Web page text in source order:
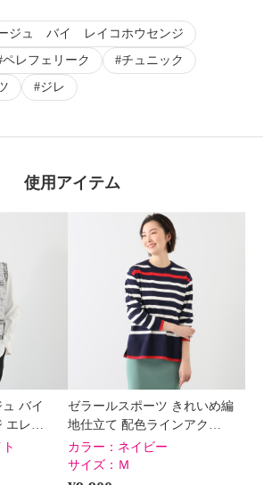
ジュ バイ レイコホウセンジ
ペレフェリーク
チュニック
ジレ
使用アイテム
ュ バイ
エレ…
ゼラールスポーツ きれいめ編
地仕立て 配色ラインアク…
カラー： ネイビー
サイズ： Ｍ